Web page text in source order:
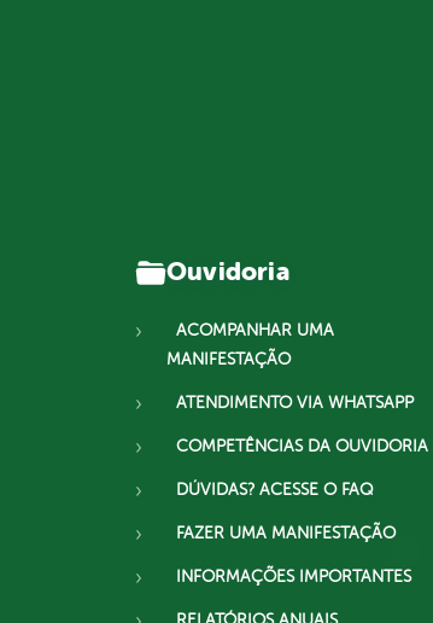
Ouvidoria
ACOMPANHAR UMA
MANIFESTAÇÃO
ATENDIMENTO VIA WHATSAPP
COMPETÊNCIAS DA OUVIDORIA
DÚVIDAS? ACESSE O FAQ
FAZER UMA MANIFESTAÇÃO
INFORMAÇÕES IMPORTANTES